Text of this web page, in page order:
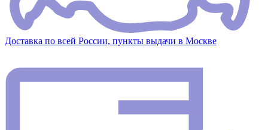
Доставка по всей России, пункты выдачи в Москве